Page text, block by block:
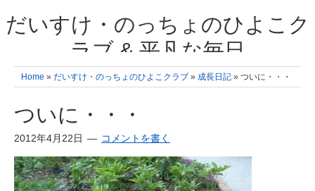
だいすけ・のっちょのひよこク
ラブ & 平凡な毎日
我が家の3人のひよこ成長日記と雑記 何十年後かに、大きくなったひよ
こ達とこの成長記を読み返すことを夢見て。& 3児ママの平凡日記 日々
Home » だいすけ・のっちょのひよこクラブ » 成長日記 » ついに・・・
ついに・・・
2012年4月22日 コメントを書く